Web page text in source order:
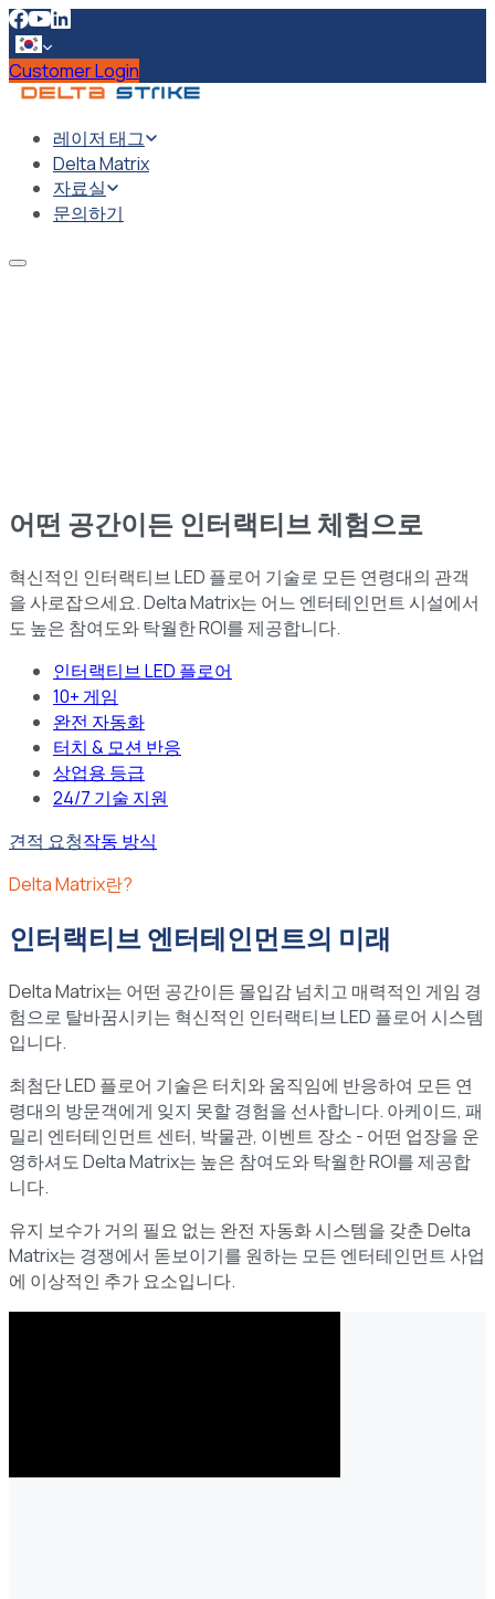
Customer Login
레이저 태그
Delta Matrix
자료실
문의하기
어떤 공간이든 인터랙티브 체험으로
혁신적인 인터랙티브 LED 플로어 기술로 모든 연령대의 관객
을 사로잡으세요. Delta Matrix는 어느 엔터테인먼트 시설에서
도 높은 참여도와 탁월한 ROI를 제공합니다.
인터랙티브 LED 플로어
10+ 게임
완전 자동화
터치 & 모션 반응
상업용 등급
24/7 기술 지원
견적 요청작동 방식
Delta Matrix란?
인터랙티브 엔터테인먼트의 미래
Delta Matrix는 어떤 공간이든 몰입감 넘치고 매력적인 게임 경
험으로 탈바꿈시키는 혁신적인 인터랙티브 LED 플로어 시스템
입니다.
최첨단 LED 플로어 기술은 터치와 움직임에 반응하여 모든 연
령대의 방문객에게 잊지 못할 경험을 선사합니다. 아케이드, 패
밀리 엔터테인먼트 센터, 박물관, 이벤트 장소 - 어떤 업장을 운
영하셔도 Delta Matrix는 높은 참여도와 탁월한 ROI를 제공합
니다.
유지 보수가 거의 필요 없는 완전 자동화 시스템을 갖춘 Delta
Matrix는 경쟁에서 돋보이기를 원하는 모든 엔터테인먼트 사업
에 이상적인 추가 요소입니다.